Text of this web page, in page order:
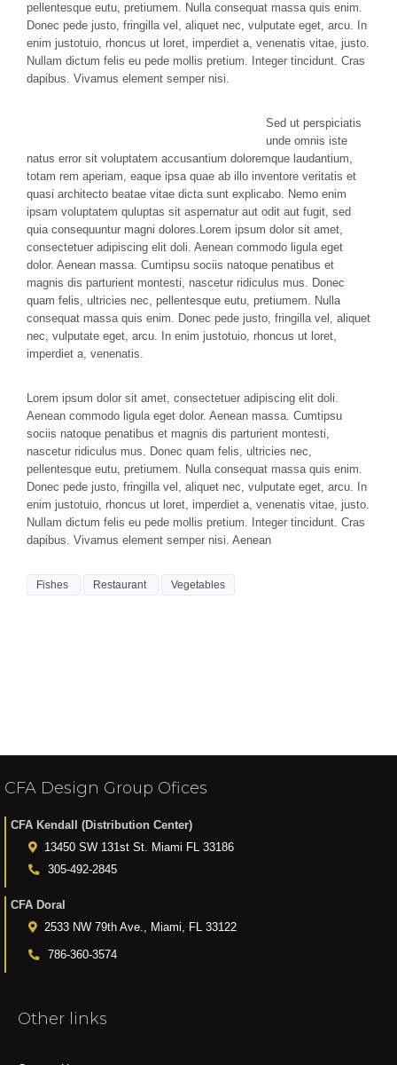
pellentesque eutu, pretiumem. Nulla consequat massa quis enim.
Donec pede justo, fringilla vel, aliquet nec, vulputate eget, arcu. In
enim justotuio, rhoncus ut loret, imperdiet a, venenatis vitae, justo.
Nullam dictum felis eu pede mollis pretium. Integer tincidunt. Cras
dapibus. Vivamus element semper nisi.
Sed ut perspiciatis
unde omnis iste
natus error sit voluptatem accusantium doloremque laudantium,
totam rem aperiam, eaque ipsa quae ab illo inventore veritatis et
quasi architecto beatae vitae dicta sunt explicabo. Nemo enim
ipsam voluptatem quluptas sit aspernatur aut odit aut fugit, sed
quia consequuntur magni dolores.Lorem ipsum dolor sit amet,
consectetuer adipiscing elit doli. Aenean commodo ligula eget
dolor. Aenean massa. Cumtipsu sociis natoque penatibus et
magnis dis parturient montesti, nascetur ridiculus mus. Donec
quam felis, ultricies nec, pellentesque eutu, pretiumem. Nulla
consequat massa quis enim. Donec pede justo, fringilla vel, aliquet
nec, vulputate eget, arcu. In enim justotuio, rhoncus ut loret,
imperdiet a, venenatis.
Lorem ipsum dolor sit amet, consectetuer adipiscing elit doli.
Aenean commodo ligula eget dolor. Aenean massa. Cumtipsu
sociis natoque penatibus et magnis dis parturient montesti,
nascetur ridiculus mus. Donec quam felis, ultricies nec,
pellentesque eutu, pretiumem. Nulla consequat massa quis enim.
Donec pede justo, fringilla vel, aliquet nec, vulputate eget, arcu. In
enim justotuio, rhoncus ut loret, imperdiet a, venenatis vitae, justo.
Nullam dictum felis eu pede mollis pretium. Integer tincidunt. Cras
dapibus. Vivamus element semper nisi. Aenean
Fishes Restaurant Vegetables
CFA Design Group Ofices
CFA Kendall (Distribution Center)
13450 SW 131st St. Miami FL 33186
305-492-2845
CFA Doral
2533 NW 79th Ave., Miami, FL 33122
786-360-3574
Other links